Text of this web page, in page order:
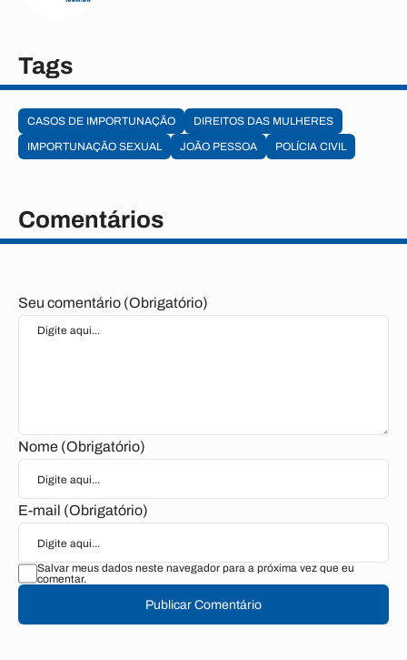
Tags
CASOS DE IMPORTUNAÇÃO
DIREITOS DAS MULHERES
IMPORTUNAÇÃO SEXUAL
JOÃO PESSOA POLÍCIA CIVIL
Comentários
Seu comentário (Obrigatório)
Nome (Obrigatório)
E-mail (Obrigatório)
Salvar meus dados neste navegador para a próxima vez que eu
comentar.
Publicar Comentário